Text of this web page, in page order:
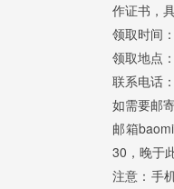
作证书，
领取时间
领取地点
联系电话
如需要邮
邮箱
30，晚于
注意：手